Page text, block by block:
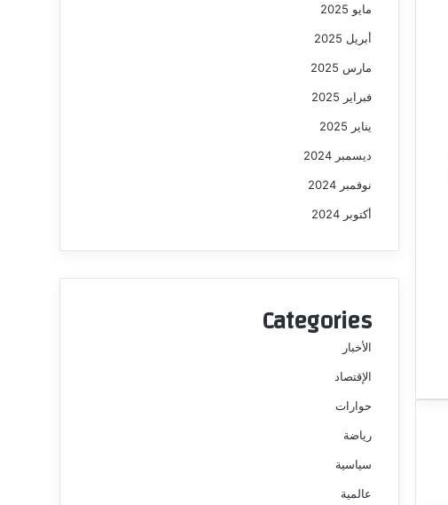
مايو 2025
أبريل 2025
مارس 2025
فبراير 2025
يناير 2025
ديسمبر 2024
نوفمبر 2024
أكتوبر 2024
Categories
الأخبار
الإقتصاد
حوارات
رياضة
سياسية
عالمية